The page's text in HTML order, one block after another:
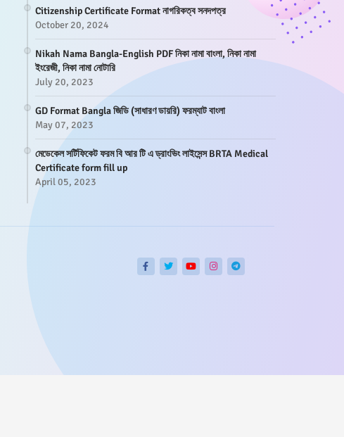
Citizenship Certificate Format নাগরিকত্ব সনদপত্র
October 20, 2024
Nikah Nama Bangla-English PDF নিকা নামা বাংলা, নিকা নামা
ইংরেজী, নিকা নামা নোটারি
July 20, 2023
GD Format Bangla জিডি (সাধারণ ডায়রি) ফরম্যাট বাংলা
May 07, 2023
মেডেকেল সর্টিফিকেট ফরম বি আর টি এ ড্রাংভিং লাইসেন্স BRTA Medical
Certificate form fill up
April 05, 2023